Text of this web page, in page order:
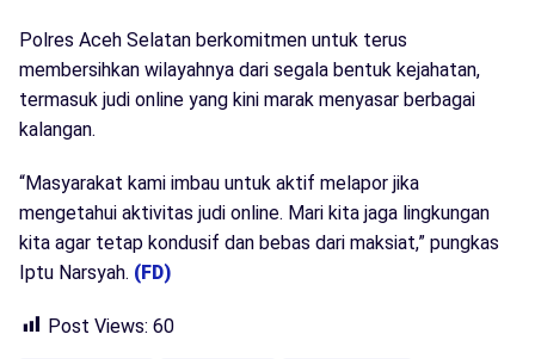
Polres Aceh Selatan berkomitmen untuk terus
membersihkan wilayahnya dari segala bentuk kejahatan,
termasuk judi online yang kini marak menyasar berbagai
kalangan.
“Masyarakat kami imbau untuk aktif melapor jika
mengetahui aktivitas judi online. Mari kita jaga lingkungan
kita agar tetap kondusif dan bebas dari maksiat,” pungkas
Iptu Narsyah. (FD)
Post Views: 60